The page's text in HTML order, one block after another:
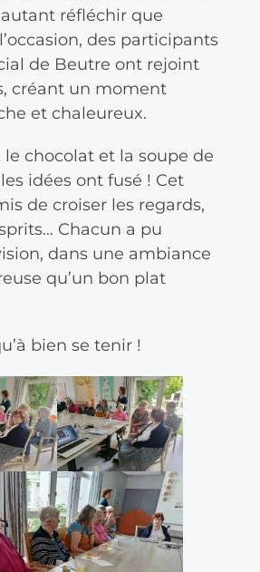
réfléchir que
des participants
de Beutre ont rejoint
créant un moment
et chaleureux.
le chocolat et la soupe de
idées ont fusé ! Cet
de croiser les regards,
Chacun a pu
dans une ambiance
qu’un bon plat
bien se tenir !